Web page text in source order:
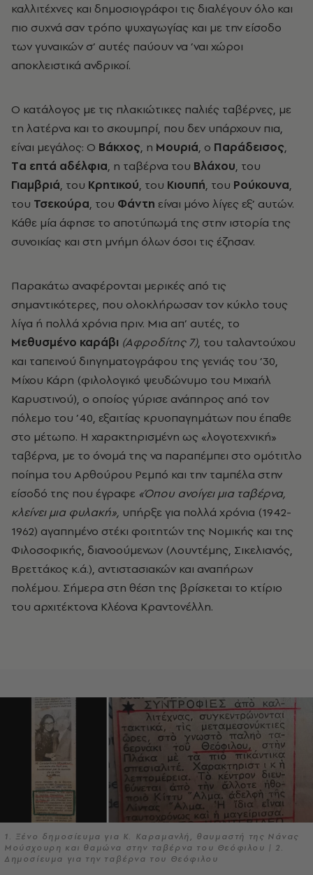
καλλιτέχνες και δημοσιογράφοι τις διαλέγουν όλο και
πιο συχνά σαν τρόπο ψυχαγωγίας και με την είσοδο
των γυναικών σ’ αυτές παύουν να ’ναι χώροι
αποκλειστικά ανδρικοί.
Ο κατάλογος με τις πλακιώτικες παλιές ταβέρνες, με
τη λατέρνα και το σκουμπρί, που δεν υπάρχουν πια,
είναι μεγάλος: Ο Βάκχος, η Μουριά, ο Παράδεισος,
Tα επτά αδέλφια, η ταβέρνα του Βλάχου, του
Γιαμβριά, του Κρητικού, του Κιουπή, του Ρούκουνα,
του Τσεκούρα, του Φάντη είναι μόνο λίγες εξ’ αυτών.
Κάθε μία άφησε το αποτύπωμά της στην ιστορία της
συνοικίας και στη μνήμη όλων όσοι τις έζησαν.
Παρακάτω αναφέρονται μερικές από τις
σημαντικότερες, που ολοκλήρωσαν τον κύκλο τους
λίγα ή πολλά χρόνια πριν. Μια απ’ αυτές, το
Μεθυσμένο καράβι (Αφροδίτης 7), του ταλαντούχου
και ταπεινού διηγηματογράφου της γενιάς του ’30,
Μίχου Κάρη (φιλολογικό ψευδώνυμο του Μιχαήλ
Καρυστινού), ο οποίος γύρισε ανάπηρος από τον
πόλεμο του ’40, εξαιτίας κρυοπαγημάτων που έπαθε
στο μέτωπο. Η χαρακτηρισμένη ως «λογοτεχνική»
ταβέρνα, με το όνομά της να παραπέμπει στο ομότιτλο
ποίημα του Αρθούρου Ρεμπό και την ταμπέλα στην
είσοδό της που έγραφε «Όπου ανοίγει μια ταβέρνα,
κλείνει μια φυλακή», υπήρξε για πολλά χρόνια (1942-
1962) αγαπημένο στέκι φοιτητών της Νομικής και της
Φιλοσοφικής, διανοούμενων (Λουντέμης, Σικελιανός,
Βρεττάκος κ.ά.), αντιστασιακών και αναπήρων
πολέμου. Σήμερα στη θέση της βρίσκεται το κτίριο
του αρχιτέκτονα Κλέονα Κραντονέλλη.
1. Ξένο δημοσίευμα για Κ. Καραμανλή, θαυμαστή της Νάνας
Μούσχουρη και θαμώνα στην ταβέρνα του Θεόφιλου | 2.
Δημοσίευμα για την ταβέρνα του Θεόφιλου